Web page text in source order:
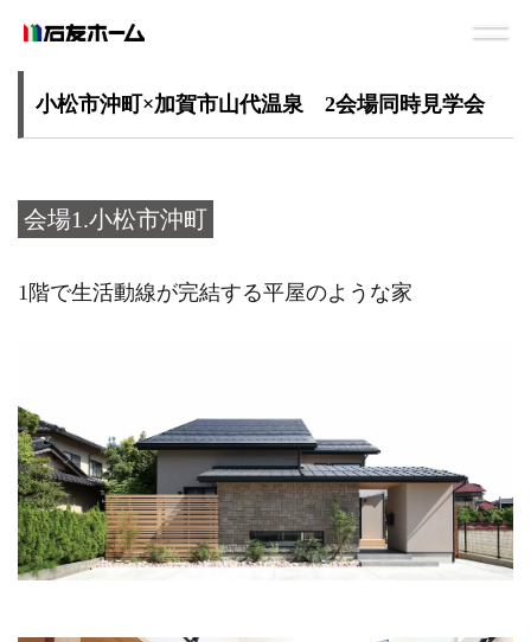
小松市沖町×加賀市山代温泉 2会場同時見学会
会場1.小松市沖町
1階で生活動線が完結する平屋のような家